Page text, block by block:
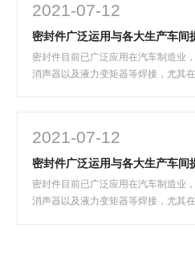
2021-07-12
密封件广泛运用与各大生产车间
密封件目前已广泛应用在汽车制造业
消声器以及液力变矩器等焊接，尤其
2021-07-12
密封件广泛运用与各大生产车间
密封件目前已广泛应用在汽车制造业
消声器以及液力变矩器等焊接，尤其